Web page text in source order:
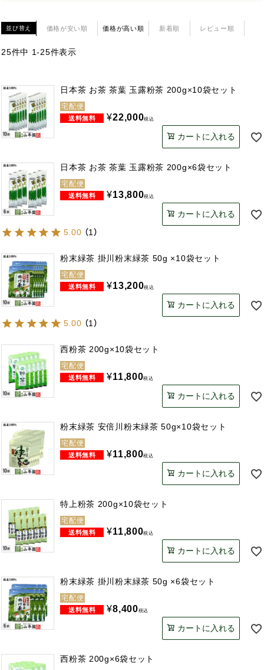
並び替え 価格が安い順 価格が高い順 新着順 レビュー順
25件中 1-25件表示
日本茶 お茶 茶葉 玉露粉茶 200g×10袋セット
宅配便
¥22,000税込
カートに入れる
日本茶 お茶 茶葉 玉露粉茶 200g×6袋セット
宅配便
¥13,800税込
カートに入れる
5.00 （1 ）
粉末緑茶 掛川粉末緑茶 50g ×10袋セット
宅配便
¥13,200税込
カートに入れる
5.00 （1 ）
西粉茶 200g×10袋セット
宅配便
¥11,800税込
カートに入れる
粉末緑茶 安倍川粉末緑茶 50g×10袋セット
宅配便
¥11,800税込
カートに入れる
特上粉茶 200g×10袋セット
宅配便
¥11,800税込
カートに入れる
粉末緑茶 掛川粉末緑茶 50g ×6袋セット
宅配便
¥8,400税込
カートに入れる
西粉茶 200g×6袋セット